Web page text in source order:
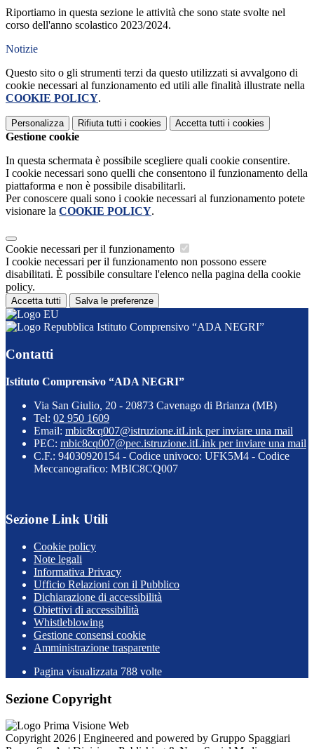
Riportiamo in questa sezione le attività che sono state svolte nel
corso dell'anno scolastico 2023/2024.
Notizie
Questo sito o gli strumenti terzi da questo utilizzati si avvalgono di
cookie necessari al funzionamento ed utili alle finalità illustrate nella
COOKIE POLICY.
Personalizza Rifiuta tutti i cookies Accetta tutti i cookies
Gestione cookie
In questa schermata è possibile scegliere quali cookie consentire.
I cookie necessari sono quelli che consentono il funzionamento della
piattaforma e non è possibile disabilitarli.
Per conoscere quali sono i cookie necessari al funzionamento potete
visionare la COOKIE POLICY.
Cookie necessari per il funzionamento
I cookie necessari per il funzionamento non possono essere
disabilitati. È possibile consultare l'elenco nella pagina della cookie
policy.
Accetta tutti Salva le preferenze
Istituto Comprensivo “ADA NEGRI”
Contatti
Istituto Comprensivo “ADA NEGRI”
Via San Giulio, 20 - 20873 Cavenago di Brianza (MB)
Tel: 02 950 1609
Email: mbic8cq007@istruzione.itLink per inviare una mail
PEC: mbic8cq007@pec.istruzione.itLink per inviare una mail
C.F.: 94030920154 - Codice univoco: UFK5M4 - Codice
Meccanografico: MBIC8CQ007
Sezione Link Utili
Cookie policy
Note legali
Informativa Privacy
Ufficio Relazioni con il Pubblico
Dichiarazione di accessibilità
Obiettivi di accessibilità
Whistleblowing
Gestione consensi cookie
Amministrazione trasparente
Pagina visualizzata 788 volte
Sezione Copyright
Copyright 2026 | Engineered and powered by Gruppo Spaggiari